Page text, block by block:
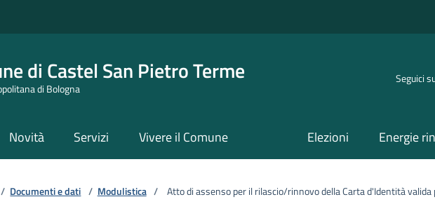
di Castel San Pietro Terme
di Bologna
Seguici
Novità Servizi Vivere il Comune Elezioni Energie
/ Documenti e dati / Modulistica / Atto di assenso per il rilascio/rinnovo della Carta d'Identità